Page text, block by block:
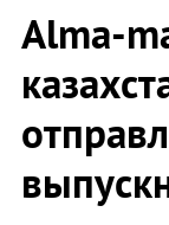
Alma-